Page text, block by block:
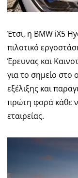
Έτσι, η BMW iX5
πιλοτικό
Έρευνας και
για το σημείο στο
εξέλιξης και
πρώτη φορά κάθε
εταιρείας.